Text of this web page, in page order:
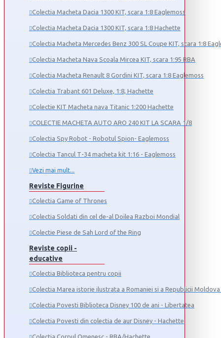
Colectia Macheta Dacia 1300 KIT, scara 1:8 Eaglemoss
Colectia Macheta Dacia 1300 KIT, scara 1:8 Hachette
Colectia Macheta Mercedes Benz 300 SL Coupe KIT, scara 1:8
Colectia Macheta Nava Scoala Mircea KIT, scara 1:95 RBA
Colectia Macheta Renault 8 Gordini KIT, scara 1:8 Eaglemoss
Colectia Trabant 601 Deluxe, 1:8, Hachette
Colectie KIT Macheta nava Titanic 1:200 Hachette
COLECTIE MACHETA AUTO ARO 240 KIT LA SCARA 1/8
Colectia Spy Robot - Robotul Spion- Eaglemoss
Colectia Tancul Т-34 macheta kit 1:16 - Eaglemoss
Vezi mai mult...
Reviste Figurine
Colectia Game of Thrones
Colectia Soldati din cel de-al Doilea Razboi Mondial
Colectie Piese de Sah Lord of the Ring
Reviste copii -
educative
Colectia Biblioteca pentru copii
Colectia Marea istorie ilustrata a Romaniei si a Republicii
Colectia Povesti Biblioteca Disney 100 de ani - Libertatea
Colectia Povesti din colectia de aur Disney - Hachette
Colectia Corpul Omenesc - RBA/Hachette